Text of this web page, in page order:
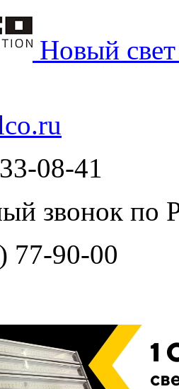
Новый
08-41
звонок по
77-90-00